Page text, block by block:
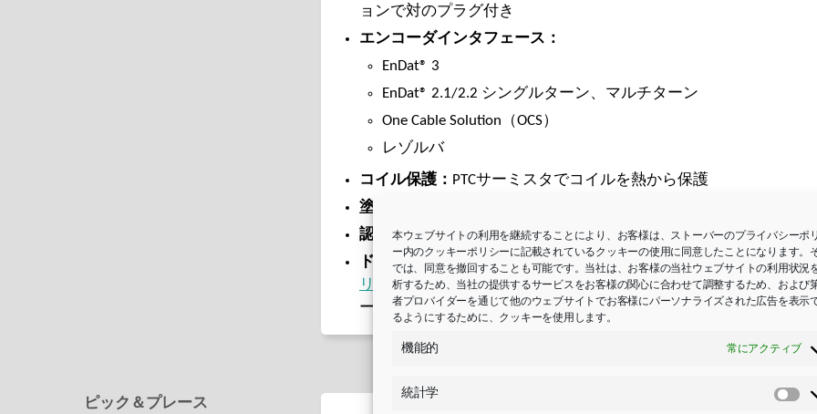
本ウェブサイトの利用を継続することにより、お客様は、ストーバーのプライバシーポ
ー内のクッキーポリシーに記載されているクッキーの使用に同意したことになります。
では、同意を撤回することも可能です。当社は、お客様の当社ウェブサイトの利用状況
析するため、当社の提供するサービスをお客様の関心に合わせて調整するため、および
者プロバイダーを通じて他のウェブサイトでお客様にパーソナライズされた広告を表示
るようにするために、クッキーを使用します。
機能的 常にアクティブ
統計学
ョンで対のプラグ付き
エンコーダインタフェース：
EnDat® 3
EnDat® 2.1/2.2 シングルターン、マルチターン
One Cable Solution（OCS）
レゾルバ
コイル保護： PTCサーミスタでコイルを熱から保護
塗装：
認証・検査マーク：CEおよびcURus
ドライブコントローラ推奨モデル： STOBER製SI6シリーズまたは
リーズのドライブコントローラか、SDS 5000サーボドライブコン
ーラと組み合わせると特に高効率を実現
ピック＆プレース